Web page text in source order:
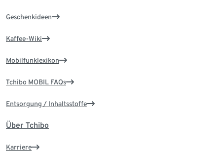
Geschenkideen
Kaffee-Wiki
Mobilfunklexikon
Tchibo MOBIL FAQs
Entsorgung / Inhaltsstoffe
Über Tchibo
Karriere